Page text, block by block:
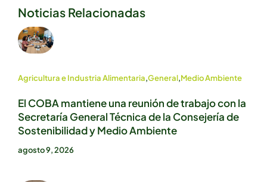
Noticias Relacionadas
Agricultura e Industria Alimentaria,General,Medio Ambiente
El COBA mantiene una reunión de trabajo con la
Secretaría General Técnica de la Consejería de
Sostenibilidad y Medio Ambiente
agosto 9, 2026